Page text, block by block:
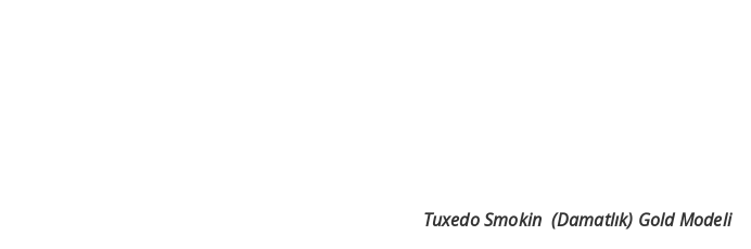
Tuxedo Smokin (Damatlık) Gold Modeli